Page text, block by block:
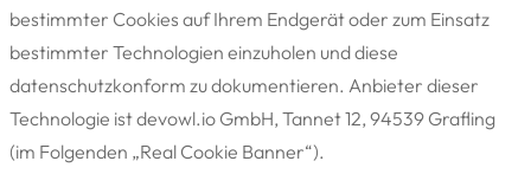
bestimmter Cookies auf Ihrem Endgerät oder zum Einsatz
bestimmter Technologien einzuholen und diese
datenschutzkonform zu dokumentieren. Anbieter dieser
Technologie ist devowl.io GmbH, Tannet 12, 94539 Grafling
(im Folgenden „Real Cookie Banner“).